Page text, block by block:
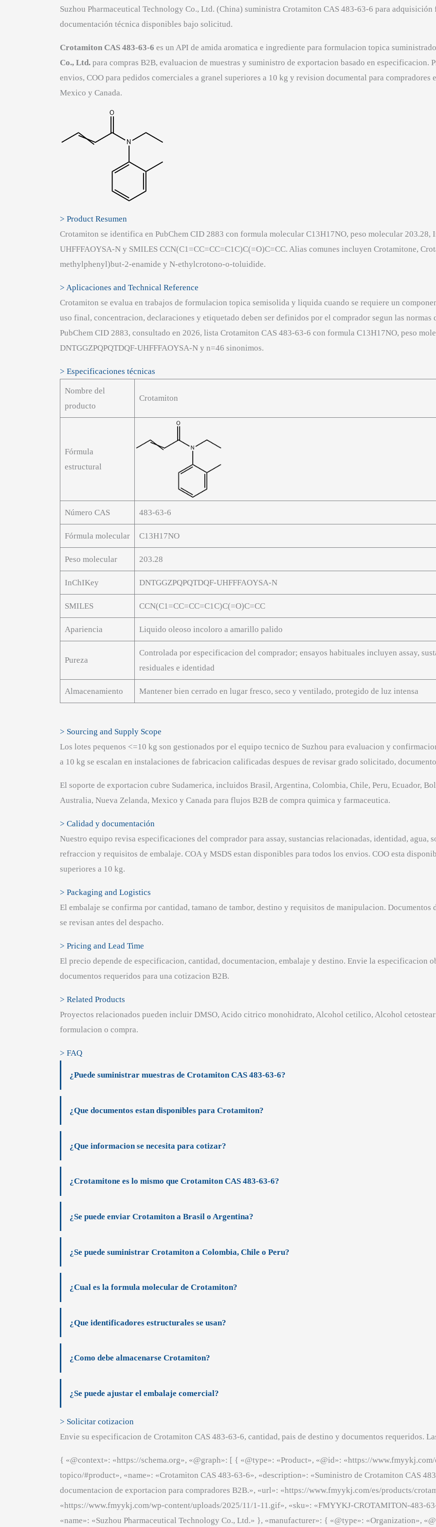
Suzhou Pharmaceutical Technology Co., Ltd. (China) suministra Crotamiton CAS 483-63-6 para
documentación técnica disponibles bajo solicitud.
Crotamiton CAS 483-63-6 es un API de amida aromatica e ingrediente para formulacion topica
Co., Ltd. para compras B2B, evaluacion de muestras y suministro de exportacion basado en especificacion.
envios, COO para pedidos comerciales a granel superiores a 10 kg y revision documental para compradores
Mexico y Canada.
> Product Resumen
Crotamiton se identifica en PubChem CID 2883 con formula molecular C13H17NO, peso molecular 203.28,
UHFFFAOYSA-N y SMILES CCN(C1=CC=CC=C1C)C(=O)C=CC. Alias comunes incluyen Crotamitone,
methylphenyl)but-2-enamide y N-ethylcrotono-o-toluidide.
> Aplicaciones and Technical Reference
Crotamiton se evalua en trabajos de formulacion topica semisolida y liquida cuando se requiere un
uso final, concentracion, declaraciones y etiquetado deben ser definidos por el comprador segun las normas
PubChem CID 2883, consultado en 2026, lista Crotamiton CAS 483-63-6 con formula C13H17NO, peso
DNTGGZPQPQTDQF-UHFFFAOYSA-N y n=46 sinonimos.
> Especificaciones técnicas
Nombre del
producto
Crotamiton
Fórmula
estructural
Número CAS 483-63-6
Fórmula molecular C13H17NO
Peso molecular 203.28
InChIKey DNTGGZPQPQTDQF-UHFFFAOYSA-N
SMILES CCN(C1=CC=CC=C1C)C(=O)C=CC
Apariencia Liquido oleoso incoloro a amarillo palido
Pureza
Controlada por especificacion del comprador; ensayos habituales incluyen assay,
residuales e identidad
Almacenamiento Mantener bien cerrado en lugar fresco, seco y ventilado, protegido de luz intensa
> Sourcing and Supply Scope
Los lotes pequenos <=10 kg son gestionados por el equipo tecnico de Suzhou para evaluacion y
a 10 kg se escalan en instalaciones de fabricacion calificadas despues de revisar grado solicitado,
El soporte de exportacion cubre Sudamerica, incluidos Brasil, Argentina, Colombia, Chile, Peru, Ecuador,
Australia, Nueva Zelanda, Mexico y Canada para flujos B2B de compra quimica y farmaceutica.
> Calidad y documentación
Nuestro equipo revisa especificaciones del comprador para assay, sustancias relacionadas, identidad, agua,
refraccion y requisitos de embalaje. COA y MSDS estan disponibles para todos los envios. COO esta
superiores a 10 kg.
> Packaging and Logistics
El embalaje se confirma por cantidad, tamano de tambor, destino y requisitos de manipulacion.
se revisan antes del despacho.
> Pricing and Lead Time
El precio depende de especificacion, cantidad, documentacion, embalaje y destino. Envie la especificacion
documentos requeridos para una cotizacion B2B.
> Related Products
Proyectos relacionados pueden incluir DMSO, Acido citrico monohidrato, Alcohol cetilico, Alcohol
formulacion o compra.
> FAQ
¿Puede suministrar muestras de Crotamiton CAS 483-63-6?
¿Que documentos estan disponibles para Crotamiton?
¿Que informacion se necesita para cotizar?
¿Crotamitone es lo mismo que Crotamiton CAS 483-63-6?
¿Se puede enviar Crotamiton a Brasil o Argentina?
¿Se puede suministrar Crotamiton a Colombia, Chile o Peru?
¿Cual es la formula molecular de Crotamiton?
¿Que identificadores estructurales se usan?
¿Como debe almacenarse Crotamiton?
¿Se puede ajustar el embalaje comercial?
> Solicitar cotizacion
Envie su especificacion de Crotamiton CAS 483-63-6, cantidad, pais de destino y documentos requeridos.
{ «@context»: «https://schema.org», «@graph»: [ { «@type»: «Product», «@id»: «https://
topico/#product», «name»: «Crotamiton CAS 483-63-6», «description»: «Suministro de Crotamiton CAS
documentacion de exportacion para compradores B2B.», «url»: «https://www.fmyykj.com/es/products/
«https://www.fmyykj.com/wp-content/uploads/2025/11/1-11.gif», «sku»: «FMYYKJ-CROTAMITON-483-
«name»: «Suzhou Pharmaceutical Technology Co., Ltd.» }, «manufacturer»: { «@type»: «Organization»,